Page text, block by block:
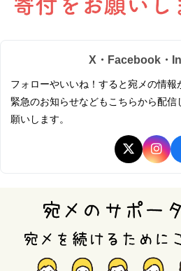
X・Facebook・
フォローやいいね！すると宛メの情報
緊急のお知らせなどもこちらから配信
願いします。